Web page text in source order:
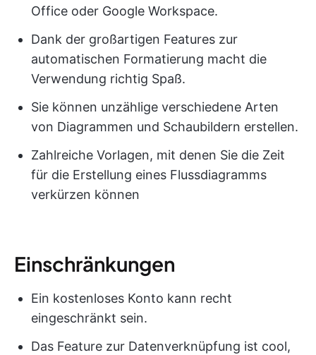
Office oder Google Workspace.
Dank der großartigen Features zur
automatischen Formatierung macht die
Verwendung richtig Spaß.
Sie können unzählige verschiedene Arten
von Diagrammen und Schaubildern erstellen.
Zahlreiche Vorlagen, mit denen Sie die Zeit
für die Erstellung eines Flussdiagramms
verkürzen können
Einschränkungen
Ein kostenloses Konto kann recht
eingeschränkt sein.
Das Feature zur Datenverknüpfung ist cool,